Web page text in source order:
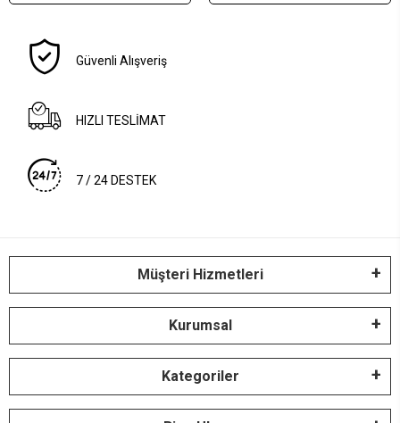
Güvenli Alışveriş
HIZLI TESLİMAT
7 / 24 DESTEK
Müşteri Hizmetleri
Kurumsal
Kategoriler